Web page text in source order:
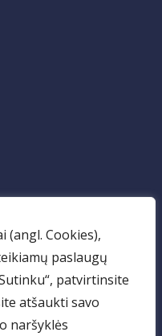
(angl. Cookies),
paslaugų
patvirtinsite
atšaukti savo
naršyklės